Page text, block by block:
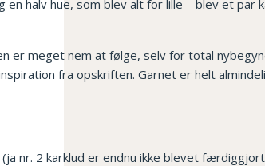
halv hue, som blev alt for lille – blev et par
er meget nem at følge, selv for total
fra opskriften. Garnet er helt
nr. 2 karklud er endnu ikke blevet